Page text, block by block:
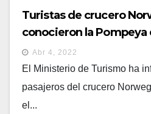
Turistas de crucero
conocieron la
Abr 4, 2022
El Ministerio de Turismo ha
pasajeros del crucero
el...